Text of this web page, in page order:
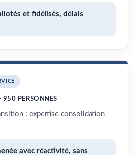
et fidélisés, délais
950 PERSONNES
: expertise consolidation
avec réactivité, sans